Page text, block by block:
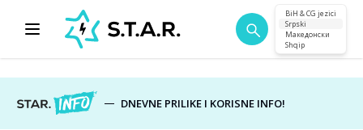
BiH & CG jezici
Srpski
Македонски
Shqip
DNEVNE PRILIKE I KORISNE INFO!